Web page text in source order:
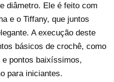
diâmetro. Ele é feito com
e o Tiffany, que juntos
A execução deste
básicos de crochê, como
pontos baixíssimos,
para iniciantes.